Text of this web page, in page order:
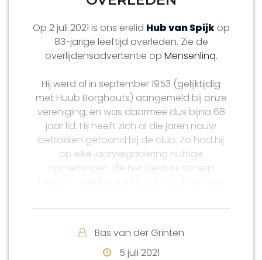
Op 2 juli 2021 is ons erelid Hub van Spijkop
83-jarige leeftijd overleden. Zie de
overlijdensadvertentie op Mensenlinq.
Hij werd al in september 1953 (gelijktijdig
met Huub Borghouts) aangemeld bij onze
vereniging, en was daarmee dus bijna 68
jaar lid. Hij heeft zich al die jaren nauw
betrokken getoond bij de club. Zo had hij
op elke jaarvergadering nuttige
opmerkingen die het bestuur scherp
bezoeker bij de thuiswedstrijden van het
eerste team.
Bas van der Grinten
5 juli 2021